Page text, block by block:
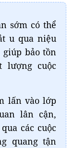
sớm có thể
u qua niệu
bảo tồn
lượng cuộc
lấn vào lớp
lân cận,
các cuộc
quang tận